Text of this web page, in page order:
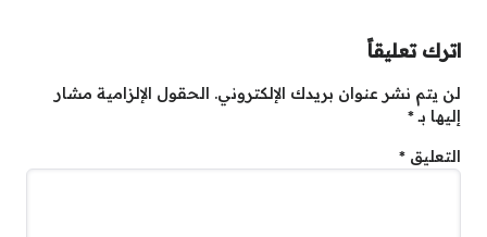
اترك تعليقاً
لن يتم نشر عنوان بريدك الإلكتروني. الحقول الإلزامية مشار
إليها بـ*
التعليق *